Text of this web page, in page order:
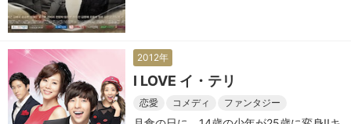
2012年
I LOVE イ・テリ
恋愛 コメディ ファンタジー